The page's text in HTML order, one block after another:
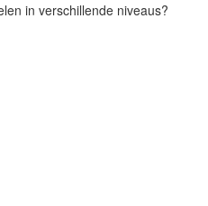
in verschillende niveaus?